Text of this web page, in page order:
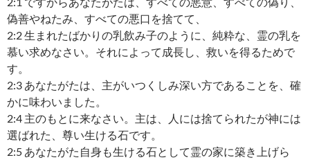
偽善やねたみ、すべての悪口を捨てて、
2:2 生まれたばかりの乳飲み子のように、純粋な、霊の乳を
慕い求めなさい。それによって成長し、救いを得るためで
す。
2:3 あなたがたは、主がいつくしみ深い方であることを、確
かに味わいました。
2:4 主のもとに来なさい。主は、人には捨てられたが神には
選ばれた、尊い生ける石です。
2:5 あなたがた自身も生ける石として霊の家に築き上げら